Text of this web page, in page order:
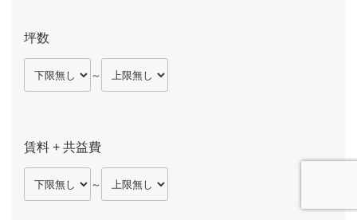
坪数
～
賃料 + 共益費
～